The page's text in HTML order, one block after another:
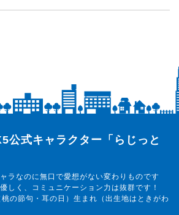
公式キャラクター「らじっと
ラなのに無口で愛想がない変わりものです
しく、コミュニケーション力は抜群です！
の節句・耳の日）生まれ（出生地はときがわ